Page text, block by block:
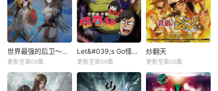
世界最强的后卫～迷宫国的新人探索者～
更新至第06集
Let&#039;s Go怪奇组
更新至第06集
炒翻天
更新至第06集